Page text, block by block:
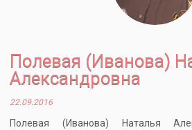
Полевая (Иванова)
Александровна
22.09.2016
Полевая (Иванова) Наталья